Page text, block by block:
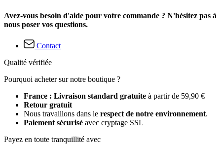
Avez-vous besoin d'aide pour votre commande ? N'hésitez pas à
nous poser vos questions.
Contact
Qualité vérifiée
Pourquoi acheter sur notre boutique ?
France : Livraison standard gratuite à partir de 59,90 €
Retour gratuit
Nous travaillons dans le respect de notre environnement.
Paiement sécurisé avec cryptage SSL
Payez en toute tranquillité avec